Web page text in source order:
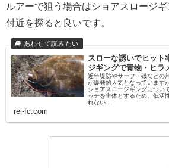
ルアーで狙う場合はショアスロージ
付近を探ると良いです。
スローな誘いでヒット
ジギングで青物・ヒラ
近年堤防やサーフ・磯などの
が爆発的人気となっています
ショアスロージギングについ
ッチを主体とするため、低活
れない...
rei-fc.com